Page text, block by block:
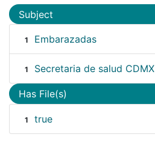
Subject
1 Embarazadas
1 Secretaria de salud CDMX
Has File(s)
1 true